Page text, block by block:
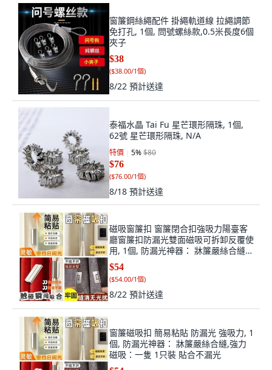
窗簾鋼絲繩配件 掛繩軌道線 拉繩調節
免打孔, 1個, 問號螺絲款,0.5米長度6個
夾子
$38
($38.00/1個)
8/22 預計送達
泰福水晶 Tai Fu 星芒環形隔珠, 1個,
62號 星芒環形隔珠, N/A
特價 5%$80
$76
($76.00/1個)
8/18 預計送達
磁吸窗簾扣 窗簾閉合扣強吸力陽臺客
廳窗簾扣防漏光雙面磁吸可拆卸反覆使
用, 1個, 防漏光神器： 牀簾嚴絲合縫,
強力磁吸：一隻 1只裝 貼合不漏光
$54
($54.00/1個)
8/22 預計送達
窗簾磁吸扣 簡易粘貼 防漏光 強吸力, 1
個, 防漏光神器： 牀簾嚴絲合縫,強力
磁吸：一隻 1只裝 貼合不漏光